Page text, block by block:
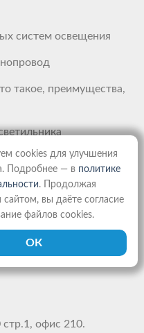
систем освещения
такое, преимущества,
офис 210.
cookies для улучшения
Подробнее — в политике
. Продолжая
сайтом, вы даёте согласие
файлов cookies.